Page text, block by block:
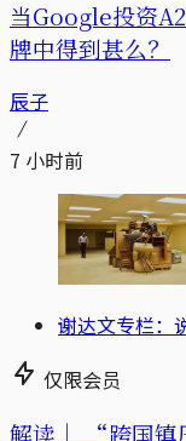
当Google投资
牌中得到甚么？
辰子
7 小时前
谢达文专栏：
仅限会员
解读｜ “跨国镇